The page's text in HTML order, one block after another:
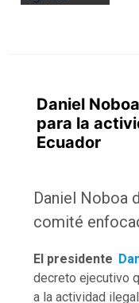
Daniel
para la
Ecuador
Daniel Noboa
comité
El presidente
decreto ejecutivo
a la actividad